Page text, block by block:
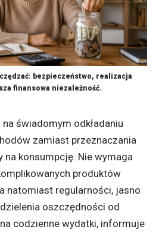
bezpieczeństwo, realizacja
finansowa niezależność.
świadomym odkładaniu
zamiast przeznaczania
na konsumpcję. Nie wymaga
produktów
natomiast regularności, jasno
oszczędności od
codzienne wydatki, informuje